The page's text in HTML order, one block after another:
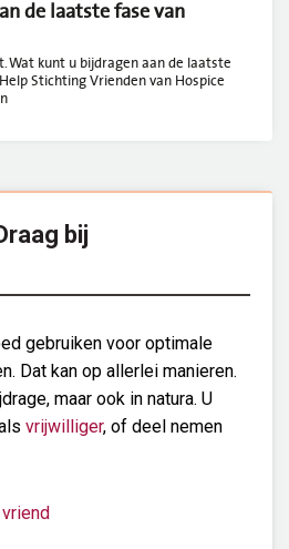
de laatste fase van
Wat kunt u bijdragen aan de laatste
Stichting Vrienden van Hospice
bij
gebruiken voor optimale
Dat kan op allerlei manieren.
maar ook in natura. U
vrijwilliger, of deel nemen